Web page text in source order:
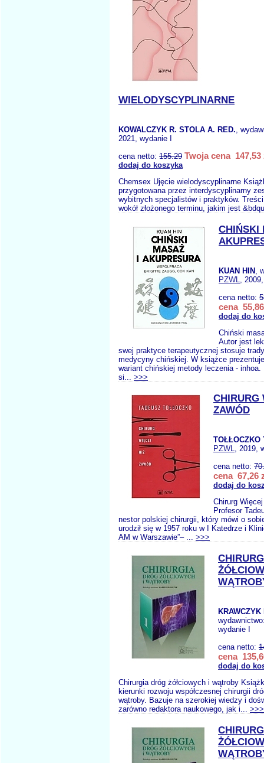
WIELODYSCYPLINARNE
KOWALCZYK R. STOLA A. RED.,
2021, wydanie I
cena netto: 155.29 Twoja cena 147,53
dodaj do koszyka
Chemsex Ujęcie wielodyscyplinarne
przygotowana przez interdyscyplinarny
wybitnych specjalistów i praktyków.
wokół złożonego terminu, jakim jest
CHIŃSKI
KUAN HIN ,
PZWL,
cena netto:
cena 55,86
dodaj do
Chiński
Autor jest
swej praktyce terapeutycznej stosuje
medycyny chińskiej. W książce
wariant chińskiej metody leczenia - inhoa.
si... >>>
CHIRURG
ZAWÓD
TOŁŁOCZKO
PZWL, 2019,
cena netto:
cena 67,26
dodaj do
Chirurg
Profesor
nestor polskiej chirurgii, który mówi o
urodził się w 1957 roku w I Katedrze i
AM w Warszawie”– ... >>>
wydanie I
cena netto:
cena
dodaj do
Chirurgia dróg żółciowych i wątroby
kierunki rozwoju współczesnej chirurgii
wątroby. Bazuje na szerokiej wiedzy i
zarówno redaktora naukowego, jak i... >>>